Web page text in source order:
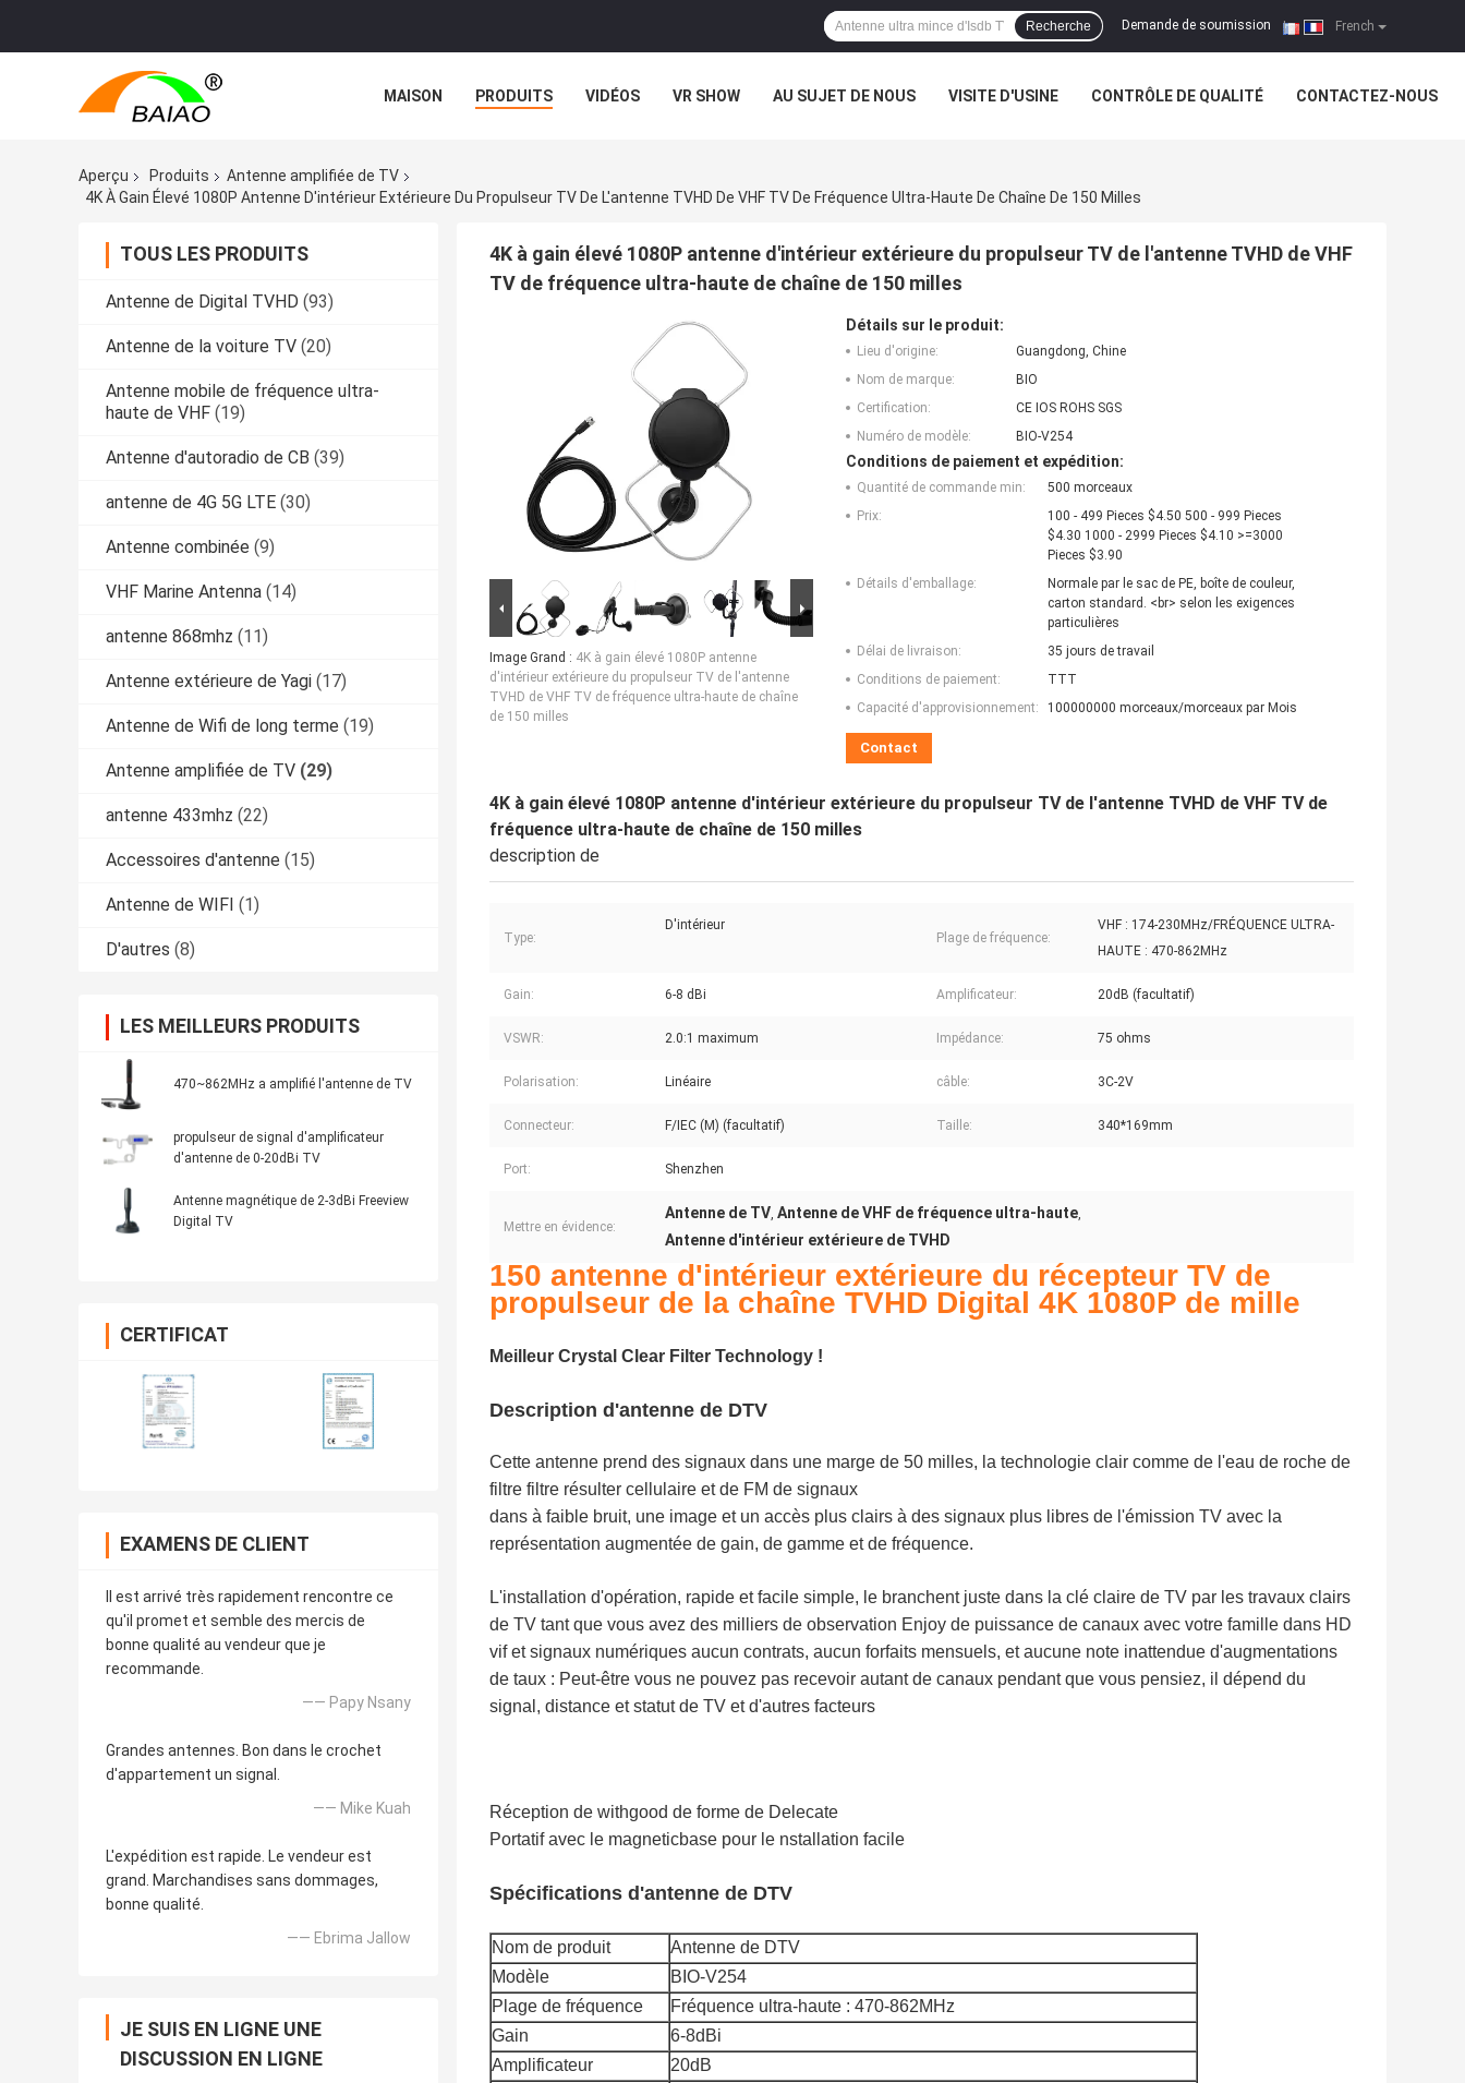
French
Demande de soumission |
Recherche
MAISON PRODUITS VIDÉOS VR SHOW AU SUJET DE NOUS VISITE D'USINE CONTRÔLE DE QUALITÉ CONTACTEZ-NOUS
Aperçu
Produits
Antenne amplifiée de TV
4K À Gain Élevé 1080P Antenne D'intérieur Extérieure Du Propulseur TV De L'antenne TVHD De VHF TV De Fréquence Ultra-Haute De Chaîne De 150 Milles
TOUS LES PRODUITS
Antenne de Digital TVHD (93)
Antenne de la voiture TV (20)
Antenne mobile de fréquence ultra-
haute de VHF (19)
Antenne d'autoradio de CB (39)
antenne de 4G 5G LTE (30)
Antenne combinée (9)
VHF Marine Antenna (14)
antenne 868mhz (11)
Antenne extérieure de Yagi (17)
Antenne de Wifi de long terme (19)
Antenne amplifiée de TV (29)
antenne 433mhz (22)
Accessoires d'antenne (15)
Antenne de WIFI (1)
D'autres (8)
LES MEILLEURS PRODUITS
470~862MHz a amplifié l'antenne de TV
propulseur de signal d'amplificateur
d'antenne de 0-20dBi TV
Antenne magnétique de 2-3dBi Freeview
Digital TV
CERTIFICAT
EXAMENS DE CLIENT
Il est arrivé très rapidement rencontre ce
qu'il promet et semble des mercis de
bonne qualité au vendeur que je
recommande.
—— Papy Nsany
Grandes antennes. Bon dans le crochet
d'appartement un signal.
—— Mike Kuah
L'expédition est rapide. Le vendeur est
grand. Marchandises sans dommages,
bonne qualité.
—— Ebrima Jallow
JE SUIS EN LIGNE UNE
DISCUSSION EN LIGNE
4K à gain élevé 1080P antenne d'intérieur extérieure du propulseur TV de l'antenne TVHD de VHF
TV de fréquence ultra-haute de chaîne de 150 milles
Image Grand : 4K à gain élevé 1080P antenne
d'intérieur extérieure du propulseur TV de l'antenne
TVHD de VHF TV de fréquence ultra-haute de chaîne
de 150 milles
Détails sur le produit:
Lieu d'origine:
Guangdong, Chine
Nom de marque:
BIO
Certification:
CE IOS ROHS SGS
Numéro de modèle:
BIO-V254
Conditions de paiement et expédition:
Quantité de commande min:
500 morceaux
Prix:
100 - 499 Pieces $4.50 500 - 999 Pieces
$4.30 1000 - 2999 Pieces $4.10 >=3000
Pieces $3.90
Détails d'emballage:
Normale par le sac de PE, boîte de couleur,
carton standard. <br> selon les exigences
particulières
Délai de livraison:
35 jours de travail
Conditions de paiement:
TTT
Capacité d'approvisionnement:
100000000 morceaux/morceaux par Mois
Contact
4K à gain élevé 1080P antenne d'intérieur extérieure du propulseur TV de l'antenne TVHD de VHF TV de
fréquence ultra-haute de chaîne de 150 milles
description de
Type:
D'intérieur
Plage de fréquence:
VHF : 174-230MHz/FRÉQUENCE ULTRA-
HAUTE : 470-862MHz
Gain: 6-8 dBi Amplificateur: 20dB (facultatif)
VSWR: 2.0:1 maximum Impédance: 75 ohms
Polarisation: Linéaire câble: 3C-2V
Connecteur: F/IEC (M) (facultatif) Taille: 340*169mm
Port: Shenzhen
Mettre en évidence:
Antenne de TV Antenne de VHF de fréquence ultra-haute
Antenne d'intérieur extérieure de TVHD
150 antenne d'intérieur extérieure du récepteur TV de
propulseur de la chaîne TVHD Digital 4K 1080P de mille
Meilleur Crystal Clear Filter Technology !
Description d'antenne de DTV
Cette antenne prend des signaux dans une marge de 50 milles, la technologie clair comme de l'eau de roche de
filtre filtre résulter cellulaire et de FM de signaux
dans à faible bruit, une image et un accès plus clairs à des signaux plus libres de l'émission TV avec la
représentation augmentée de gain, de gamme et de fréquence.
L'installation d'opération, rapide et facile simple, le branchent juste dans la clé claire de TV par les travaux clairs
de TV tant que vous avez des milliers de observation Enjoy de puissance de canaux avec votre famille dans HD
vif et signaux numériques aucun contrats, aucun forfaits mensuels, et aucune note inattendue d'augmentations
de taux : Peut-être vous ne pouvez pas recevoir autant de canaux pendant que vous pensiez, il dépend du
signal, distance et statut de TV et d'autres facteurs
Réception de withgood de forme de Delecate
Portatif avec le magneticbase pour le nstallation facile
Spécifications d'antenne de DTV
Nom de produit
Antenne de DTV
Modèle
BIO-V254
Plage de fréquence
Fréquence ultra-haute : 470-862MHz
Gain
6-8dBi
Amplificateur
20dB